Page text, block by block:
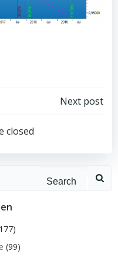
Next post
closed
(99)